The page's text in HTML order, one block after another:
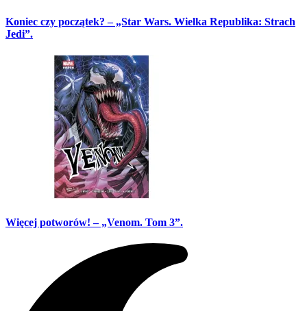
Koniec czy początek? – „Star Wars. Wielka Republika: Strach
Jedi”.
Więcej potworów! – „Venom. Tom 3”.